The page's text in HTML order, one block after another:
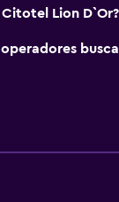
Lion D`Or?
operadores